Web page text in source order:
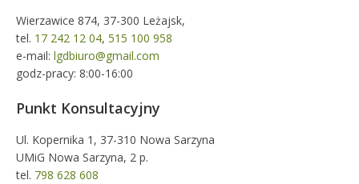
Wierzawice 874, 37-300 Leżajsk,
tel. 17 242 12 04, 515 100 958
e-mail: lgdbiuro@gmail.com
godz-pracy: 8:00-16:00
Punkt Konsultacyjny
Ul. Kopernika 1, 37-310 Nowa Sarzyna
UMiG Nowa Sarzyna, 2 p.
tel. 798 628 608